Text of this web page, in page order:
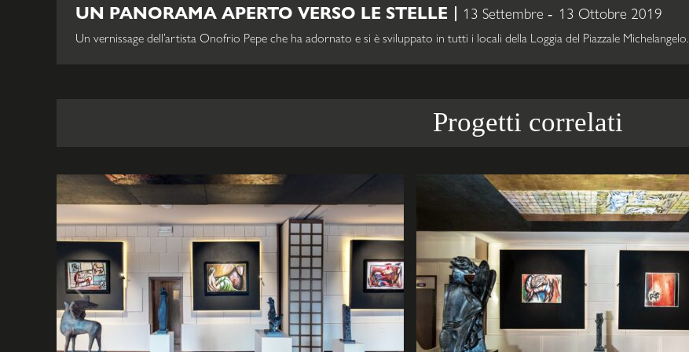
UN PANORAMA APERTO VERSO LE STELLE 13 Settembre 13 Ottobre 2019
Un vernissage dell’artista Onofrio Pepe che ha adornato e si è sviluppato in tutti i locali della Loggia del Piazzale Michelangelo.
Progetti correlati